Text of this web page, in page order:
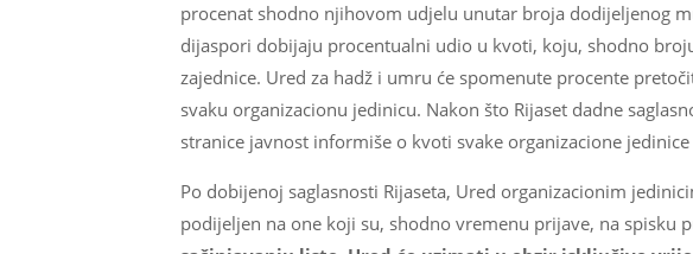
procenat shodno njihovom udjelu unutar broja dodijeljenog
dijaspori dobijaju procentualni udio u kvoti, koju, shodno
zajednice. Ured za hadž i umru će spomenute procente
svaku organizacionu jedinicu. Nakon što Rijaset dadne
stranice javnost informiše o kvoti svake organizacione
Po dobijenoj saglasnosti Rijaseta, Ured organizacionim
podijeljen na one koji su, shodno vremenu prijave, na spisku